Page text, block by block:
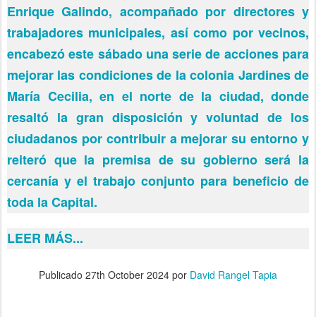
Enrique Galindo, acompañado por directores y
trabajadores municipales, así como por vecinos,
encabezó este sábado una serie de acciones para
mejorar las condiciones de la colonia Jardines de
María Cecilia, en el norte de la ciudad, donde
resaltó la gran disposición y voluntad de los
ciudadanos por contribuir a mejorar su entorno y
reiteró que la premisa de su gobierno será la
cercanía y el trabajo conjunto para beneficio de
toda la Capital.
LEER MÁS...
Publicado 27th October 2024 por David Rangel Tapia